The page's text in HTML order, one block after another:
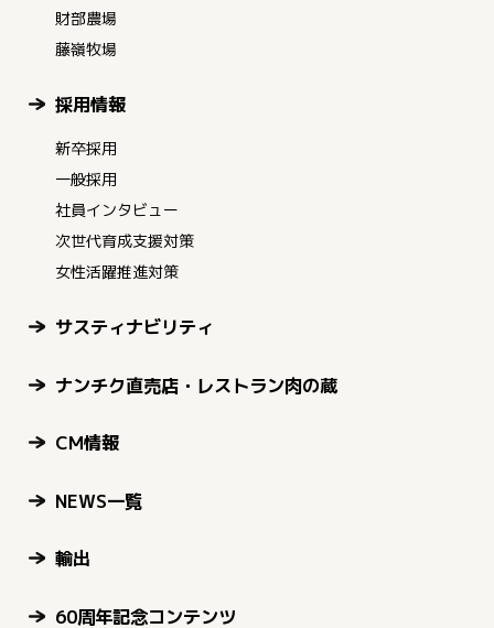
財部農場
藤嶺牧場
採用情報
新卒採用
一般採用
社員インタビュー
次世代育成支援対策
女性活躍推進対策
サスティナビリティ
ナンチク直売店・レストラン肉の蔵
CM情報
NEWS一覧
輸出
60周年記念コンテンツ